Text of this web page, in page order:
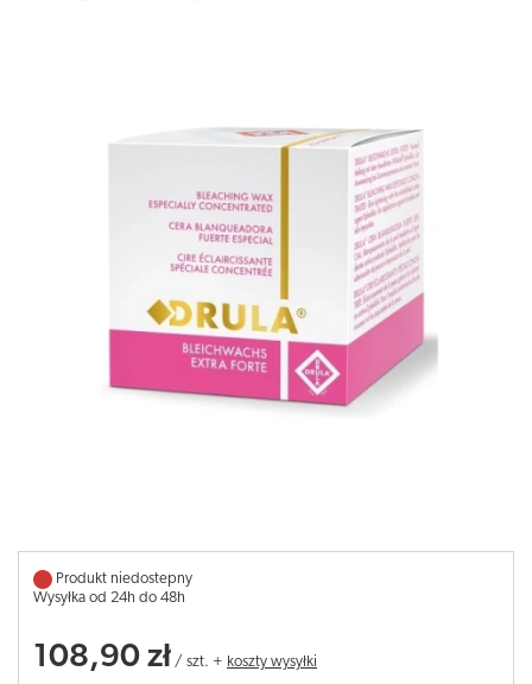
Produkt niedostepny
Wysyłka od 24h do 48h
108,90 zł / szt. + koszty wysyłki